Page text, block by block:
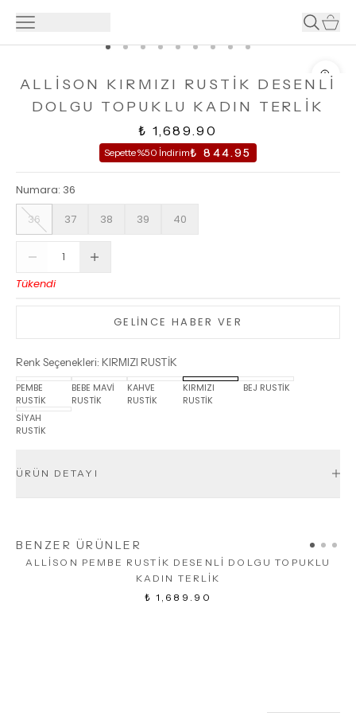
ALLİSON KIRMIZI RUSTİK DESENLİ
DOLGU TOPUKLU KADIN TERLİK
₺ 1,689.90
Sepette %50 İndirim₺ 844.95
Numara: 36
36
37 38 39 40
Tükendi
GELİNCE HABER VER
Renk Seçenekleri: KIRMIZI RUSTİK
PEMBE
RUSTİK
BEBE MAVİ
RUSTİK
KAHVE
RUSTİK
KIRMIZI
RUSTİK
BEJ RUSTİK
SİYAH
RUSTİK
ÜRÜN DETAYI
BENZER ÜRÜNLER
ALLİSON PEMBE RUSTİK DESENLİ DOLGU TOPUKLU
KADIN TERLİK
₺ 1,689.90